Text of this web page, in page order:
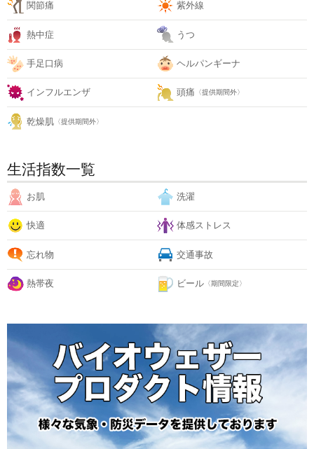
関節痛 紫外線
熱中症 うつ
手足口病 ヘルパンギーナ
インフルエンザ 頭痛 〈提供期間外〉
乾燥肌 〈提供期間外〉
生活指数一覧
お肌 洗濯
快適 体感ストレス
忘れ物 交通事故
熱帯夜 ビール 〈期間限定〉